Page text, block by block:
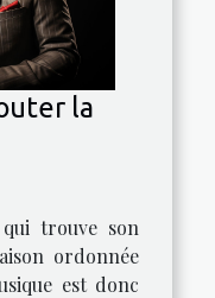
la
trouve son
ordonnée
est donc